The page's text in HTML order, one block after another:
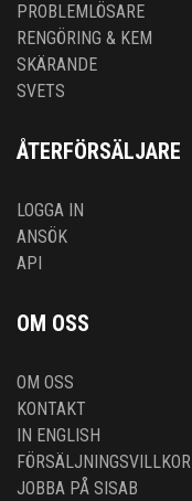
PROBLEMLÖSARE
RENGÖRING & KEM
SKÄRANDE
SVETS
ÅTERFÖRSÄLJARE
LOGGA IN
ANSÖK
API
OM OSS
OM OSS
KONTAKT
IN ENGLISH
FÖRSÄLJNINGSVILLKOR
JOBBA PÅ SISAB